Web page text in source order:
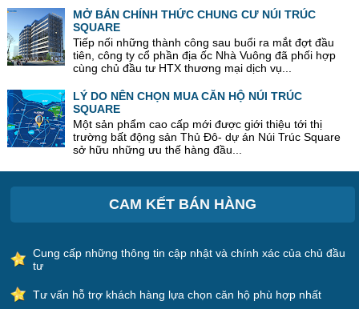
MỞ BÁN CHÍNH THỨC CHUNG CƯ NÚI TRÚC
SQUARE
Tiếp nối những thành công sau buổi ra mắt đợt đầu
tiên, công ty cổ phần địa ốc Nhà Vuông đã phối hợp
cùng chủ đầu tư HTX thương mại dịch vụ...
LÝ DO NÊN CHỌN MUA CĂN HỘ NÚI TRÚC
SQUARE
Một sản phẩm cao cấp mới được giới thiệu tới thị
trường bất động sản Thủ Đô- dự án Núi Trúc Square
sở hữu những ưu thế hàng đầu...
CAM KẾT BÁN HÀNG
Cung cấp những thông tin cập nhật và chính xác của chủ đầu
tư
Tư vấn hỗ trợ khách hàng lựa chọn căn hộ phù hợp nhất